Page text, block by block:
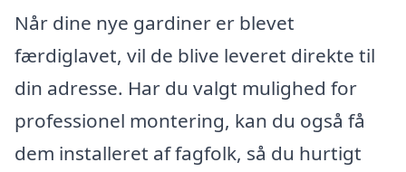
Når dine nye gardiner er blevet
færdiglavet, vil de blive leveret direkte til
din adresse. Har du valgt mulighed for
professionel montering, kan du også få
dem installeret af fagfolk, så du hurtigt